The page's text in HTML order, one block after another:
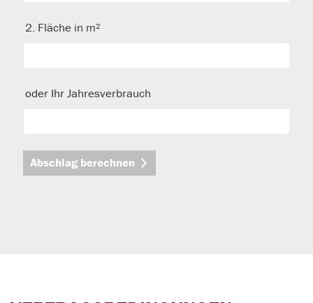
2. Fläche in m²
oder Ihr Jahresverbrauch
Abschlag berechnen